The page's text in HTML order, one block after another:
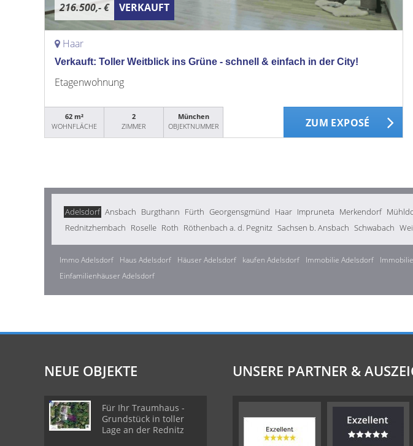
216.500,- € VERKAUFT
Haar
Verkauft: Toller Weitblick ins Grüne - schnell & einfach in der City!
Etagenwohnung
62 m²
WOHNFLÄCHE
2
ZIMMER
München
OBJEKTNUMMER
ZUM EXPOSÉ
Adelsdorf Ansbach Burgthann Fürth Georgensgmünd Haar Impruneta Merkendorf
Rednitzhembach Roselle Roth Röthenbach a. d. Pegnitz Sachsen b. Ansbach Schwabach
Immo Adelsdorf Haus Adelsdorf Häuser Adelsdorf kaufen Adelsdorf Immobilie Adelsdorf
Einfamilienhäuser Adelsdorf
NEUE OBJEKTE
Für Ihr Traumhaus -
Grundstück in toller
Lage an der Rednitz
UNSERE PARTNER &